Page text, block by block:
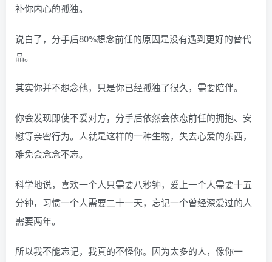
补你内心的孤独。
说白了，分手后80%想念前任的原因是没有遇到更好的替代
品。
其实你并不想念他，只是你已经孤独了很久，需要陪伴。
你会发现即使不爱对方，分手后依然会依恋前任的拥抱、安
慰等亲密行为。人就是这样的一种生物，失去心爱的东西，
难免会念念不忘。
科学地说，喜欢一个人只需要八秒钟，爱上一个人需要十五
分钟，习惯一个人需要二十一天，忘记一个曾经深爱过的人
需要两年。
所以我不能忘记，我真的不怪你。因为太多的人，像你一